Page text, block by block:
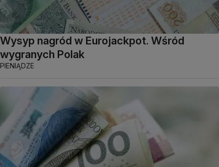
Wysyp nagród w Eurojackpot. Wśród
wygranych Polak
PIENIĄDZE